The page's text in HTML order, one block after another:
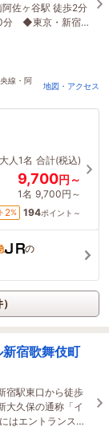
佐ヶ谷駅 徒歩2分
分 ◆東京・新宿・
線・阿
地図・アクセス
大人1名 合計(税込)
9,700円～
1名 9,700円～
2% 194ポイント～
の
宿歌舞伎町
宿駅東口から徒歩
大久保の通称「イ
はエントランスが